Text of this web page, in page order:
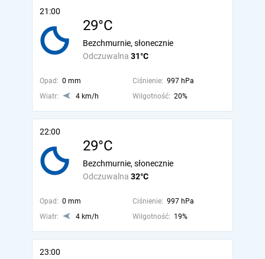
21:00
29°C
Odczuwalna 31°C
Bezchmurnie, słonecznie
Opad: 0 mm Ciśnienie: 997 hPa
Wiatr:
4 km/h Wilgotność: 20%
22:00
29°C
Odczuwalna 32°C
Bezchmurnie, słonecznie
Opad: 0 mm Ciśnienie: 997 hPa
Wiatr:
4 km/h Wilgotność: 19%
23:00